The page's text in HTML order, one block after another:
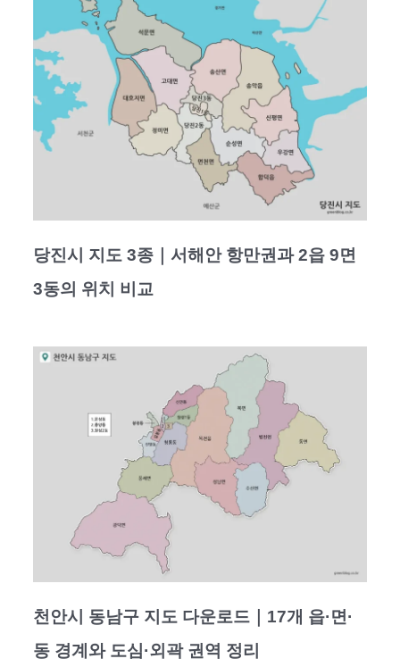
당진시 지도 3종｜서해안 항만권과 2읍 9면
3동의 위치 비교
천안시 동남구 지도 다운로드｜17개 읍·면·
동 경계와 도심·외곽 권역 정리